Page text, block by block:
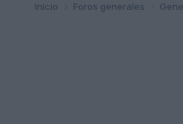
Inicio Foros generales